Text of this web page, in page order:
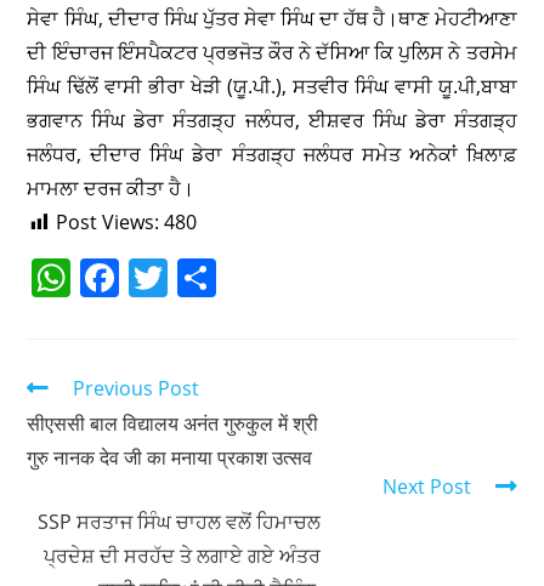
ਸੇਵਾ ਸਿੰਘ, ਦੀਦਾਰ ਸਿੰਘ ਪੁੱਤਰ ਸੇਵਾ ਸਿੰਘ ਦਾ ਹੱਥ ਹੈ।ਥਾਣ ਮੇਹਟੀਆਣਾ
ਦੀ ਇੰਚਾਰਜ ਇੰਸਪੈਕਟਰ ਪ੍ਰਭਜੋਤ ਕੌਰ ਨੇ ਦੱਸਿਆ ਕਿ ਪੁਲਿਸ ਨੇ ਤਰਸੇਮ
ਸਿੰਘ ਢਿੱਲੋਂ ਵਾਸੀ ਭੀਰਾ ਖੇੜੀ (ਯੂ.ਪੀ.), ਸਤਵੀਰ ਸਿੰਘ ਵਾਸੀ ਯੂ.ਪੀ,ਬਾਬਾ
ਭਗਵਾਨ ਸਿੰਘ ਡੇਰਾ ਸੰਤਗੜ੍ਹ ਜਲੰਧਰ, ਈਸ਼ਵਰ ਸਿੰਘ ਡੇਰਾ ਸੰਤਗੜ੍ਹ
ਜਲੰਧਰ, ਦੀਦਾਰ ਸਿੰਘ ਡੇਰਾ ਸੰਤਗੜ੍ਹ ਜਲੰਧਰ ਸਮੇਤ ਅਨੇਕਾਂ ਖ਼ਿਲਾਫ਼
ਮਾਮਲਾ ਦਰਜ ਕੀਤਾ ਹੈ।
Post Views: 480
W
s
A
p
p
F
e
b
o
o
k
T
er
Previous Post
सीएससी बाल विद्यालय अनंत गुरुकुल में श्री
गुरु नानक देव जी का मनाया प्रकाश उत्सव
Next Post
SSP ਸਰਤਾਜ ਸਿੰਘ ਚਾਹਲ ਵਲੋਂ ਹਿਮਾਚਲ
ਪ੍ਰਦੇਸ਼ ਦੀ ਸਰਹੱਦ ਤੇ ਲਗਾਏ ਗਏ ਅੰਤਰ